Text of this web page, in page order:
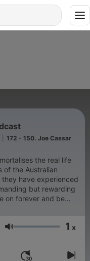
172 - 150. Joe Cassar
the real life
of the Australian
have experienced
but rewarding
on forever and be
Volumen 1 x